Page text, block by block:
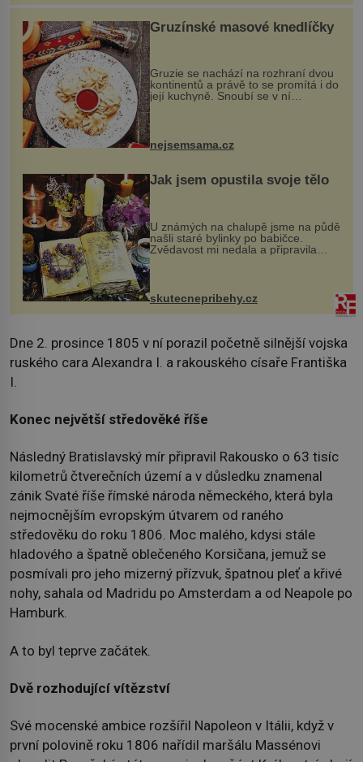
Gruzínské masové knedlíčky
Gruzie se nachází na rozhraní dvou
kontinentů a právě to se promítá i do
její kuchyně. Snoubí se v ní
evropské a asijské chutě a díky tomu
vznikají rozmanité a chuťově bohaté
pokrmy, které rozhodně st...
nejsemsama.cz
Jak jsem opustila svoje tělo
U známých na chalupě jsme na půdě
našli staré bylinky po babičce.
Zvědavost mi nedala a připravila
jsem si z nich lektvar… Zimní pobyt
na chalupě se pro mě vlastní vinou
změnil v děsivý zážitek, na kt...
skutecnepribehy.cz
Dne 2. prosince 1805 v ní porazil početně silnější vojska
ruského cara Alexandra I. a rakouského císaře Františka
I.
Konec největší středověké říše
Následný Bratislavský mír připravil Rakousko o 63 tisíc
kilometrů čtverečních území a v důsledku znamenal
zánik Svaté říše římské národa německého, která byla
nejmocnějším evropským útvarem od raného
středověku do roku 1806. Moc malého, kdysi stále
hladového a špatně oblečeného Korsičana, jemuž se
posmívali pro jeho mizerný přízvuk, špatnou pleť a křivé
nohy, sahala od Madridu po Amsterdam a od Neapole po
Hamburk.
A to byl teprve začátek.
Dvě rozhodující vítězství
Své mocenské ambice rozšířil Napoleon v Itálii, když v
první polovině roku 1806 nařídil maršálu Massénovi